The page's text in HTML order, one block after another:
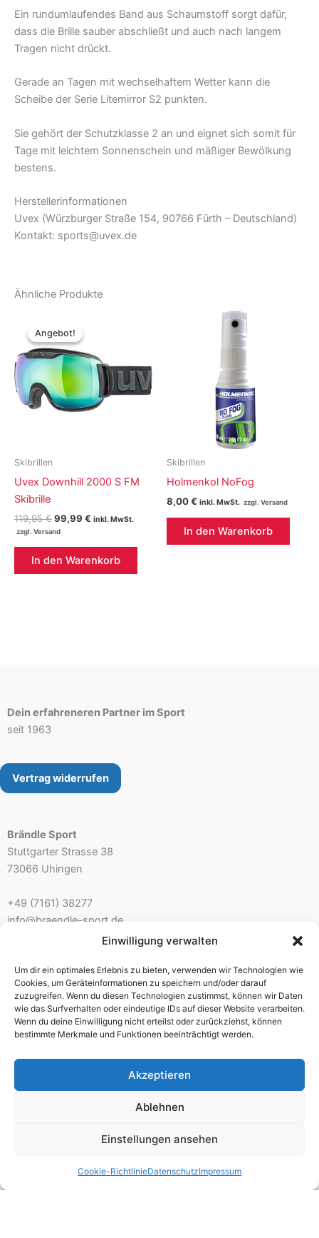
Einwilligung verwalten
Um dir ein optimales Erlebnis zu bieten, verwenden wir Technologien wie
Cookies, um Geräteinformationen zu speichern und/oder darauf
zuzugreifen. Wenn du diesen Technologien zustimmst, können wir Daten
wie das Surfverhalten oder eindeutige IDs auf dieser Website verarbeiten.
Wenn du deine Einwilligung nicht erteilst oder zurückziehst, können
bestimmte Merkmale und Funktionen beeinträchtigt werden.
Akzeptieren
Ablehnen
Einstellungen ansehen
Cookie-RichtlinieDatenschutzImpressum
Ein rundumlaufendes Band aus Schaumstoff sorgt dafür,
dass die Brille sauber abschließt und auch nach langem
Tragen nicht drückt.
Gerade an Tagen mit wechselhaftem Wetter kann die
Scheibe der Serie Litemirror S2 punkten.
Sie gehört der Schutzklasse 2 an und eignet sich somit für
Tage mit leichtem Sonnenschein und mäßiger Bewölkung
bestens.
Herstellerinformationen
Uvex (Würzburger Straße 154, 90766 Fürth – Deutschland)
Kontakt: sports@uvex.de
Ähnliche Produkte
Angebot!
Angebot!
Skibrillen
Uvex Downhill 2000 S FM
Skibrille
119,95€Ursprünglicher
Preis
119,95 €
99,99 € Aktueller
99,99 €.
inkl. MwSt.
In den Warenkorb
Skibrillen
Holmenkol NoFog
8,00€ inkl. MwSt.
In den Warenkorb
Dein erfahreneren Partner im Sport
seit 1963
Vertrag widerrufen
Brändle Sport
Stuttgarter Strasse 38
73066 Uhingen
+49 (7161) 38277
info@braendle-sport.de
Mo. 10.00 – 12.30 Uhr 14.00 – 18.00 Uhr
Di./Mi. geschlossen – nur mit Beratungstermin
Do./Fr. 10.00 – 12.30 Uhr 14.00 – 18.00 Uhr
Sa. 9.30 – 13.00 Uhr
Impressum
Widerrufsbelehrung
Zahlungsarten